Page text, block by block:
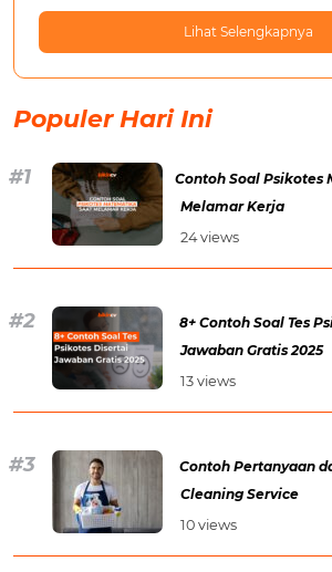
Lihat Selengkapnya
Populer Hari Ini
Contoh Soal Psikotes
Melamar Kerja
24 views
8+ Contoh Soal Tes
Jawaban Gratis 2025
13 views
Contoh Pertanyaan
Cleaning Service
10 views